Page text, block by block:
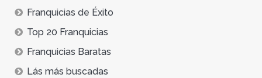
Franquicias de Éxito
Top 20 Franquicias
Franquicias Baratas
Lás más buscadas